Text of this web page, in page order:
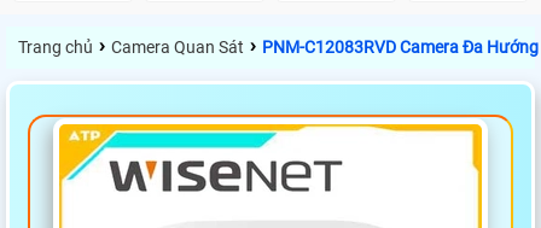
Trang chủ › Camera Quan Sát › PNM-C12083RVD Camera Đa